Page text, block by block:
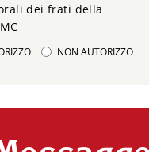
dei frati della
NON AUTORIZZO